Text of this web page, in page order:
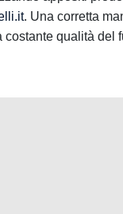
. Una corretta
qualità del